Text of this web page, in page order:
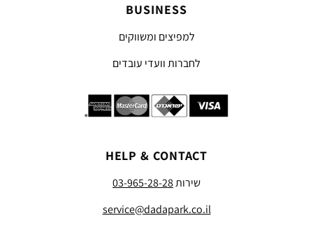
BUSINESS
למפיצים ומשווקים
לחברות וועדי עובדים
HELP & CONTACT
שירות03-965-28-28
service@dadapark.co.il